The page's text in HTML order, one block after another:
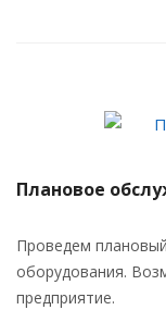
Плановое
Проведем
оборудования.
предприятие.